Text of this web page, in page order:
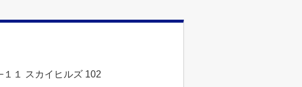
１１ スカイヒルズ 102